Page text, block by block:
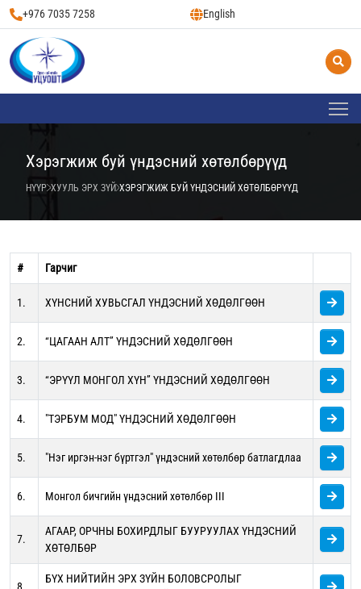
+976 7035 7258 English
Хэрэгжиж буй үндэсний хөтөлбөрүүд
НҮҮР ХУУЛЬ ЭРХ ЗҮЙ ХЭРЭГЖИЖ БУЙ ҮНДЭСНИЙ ХӨТӨЛБӨРҮҮД
# Гарчиг
1. ХҮНСНИЙ ХУВЬСГАЛ ҮНДЭСНИЙ ХӨДӨЛГӨӨН
2. “ЦАГААН АЛТ” ҮНДЭСНИЙ ХӨДӨЛГӨӨН
3. “ЭРҮҮЛ МОНГОЛ ХҮН” ҮНДЭСНИЙ ХӨДӨЛГӨӨН
4. "ТЭРБУМ МОД" ҮНДЭСНИЙ ХӨДӨЛГӨӨН
5. "Нэг иргэн-нэг бүртгэл" үндэсний хөтөлбөр батлагдлаа
6. Монгол бичгийн үндэсний хөтөлбөр III
7.
АГААР, ОРЧНЫ БОХИРДЛЫГ БУУРУУЛАХ ҮНДЭСНИЙ
ХӨТӨЛБӨР
БҮХ НИЙТИЙН ЭРХ ЗҮЙН БОЛОВСРОЛЫГ